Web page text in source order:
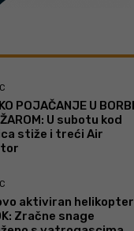
POJAČANJE U BORBI
U subotu kod
stiže i treći Air
aktiviran helikopter
Zračne snage